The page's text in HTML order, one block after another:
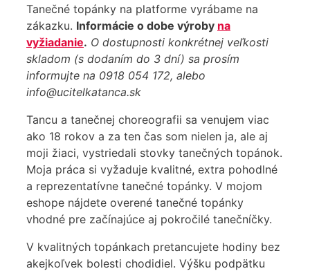
Tanečné topánky na platforme vyrábame na
zákazku. Informácie o dobe výroby na
vyžiadanie. O dostupnosti konkrétnej veľkosti
skladom (s dodaním do 3 dní) sa prosím
informujte na 0918 054 172, alebo
info@ucitelkatanca.sk
Tancu a tanečnej choreografii sa venujem viac
ako 18 rokov a za ten čas som nielen ja, ale aj
moji žiaci, vystriedali stovky tanečných topánok.
Moja práca si vyžaduje kvalitné, extra pohodlné
a reprezentatívne tanečné topánky. V mojom
eshope nájdete overené tanečné topánky
vhodné pre začínajúce aj pokročilé tanečníčky.
V kvalitných topánkach pretancujete hodiny bez
akejkoľvek bolesti chodidiel. Výšku podpätku